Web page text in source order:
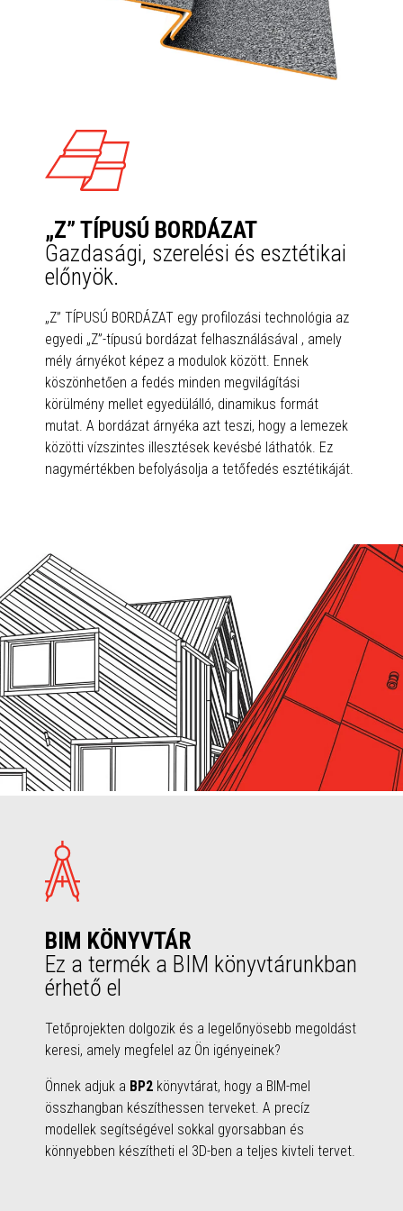
„Z” TÍPUSÚ BORDÁZAT
Gazdasági, szerelési és esztétikai
előnyök.
„Z” TÍPUSÚ BORDÁZAT egy profilozási technológia az
egyedi „Z”-típusú bordázat felhasználásával , amely
mély árnyékot képez a modulok között. Ennek
köszönhetően a fedés minden megvilágítási
körülmény mellet egyedülálló, dinamikus formát
mutat. A bordázat árnyéka azt teszi, hogy a lemezek
közötti vízszintes illesztések kevésbé láthatók. Ez
nagymértékben befolyásolja a tetőfedés esztétikáját.
BIM KÖNYVTÁR
Ez a termék a BIM könyvtárunkban
érhető el
Tetőprojekten dolgozik és a legelőnyösebb megoldást
keresi, amely megfelel az Ön igényeinek?
Önnek adjuk a BP2 könyvtárat, hogy a BIM-mel
összhangban készíthessen terveket. A precíz
modellek segítségével sokkal gyorsabban és
könnyebben készítheti el 3D-ben a teljes kivteli tervet.